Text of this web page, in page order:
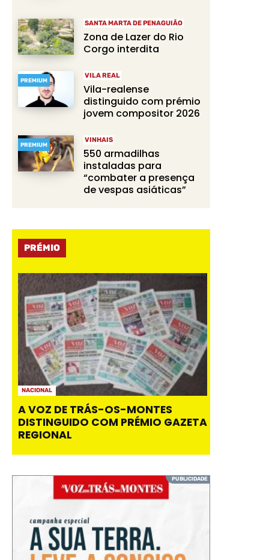
SANTA MARTA DE PENAGUIÃO
Zona de Lazer do Rio
Corgo interdita
PREMIUM
VILA REAL
Vila-realense
distinguido com prémio
jovem compositor 2026
PREMIUM
VINHAIS
550 armadilhas
instaladas para
“combater a presença
de vespas asiáticas”
PRÉMIO
NACIONAL
A VOZ DE TRÁS-OS-MONTES
DISTINGUIDO COM PRÉMIO GAZETA
REGIONAL